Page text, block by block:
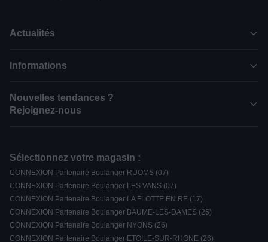
Actualités
Informations
Nouvelles tendances ?
Rejoignez-nous
Sélectionnez votre magasin :
CONNEXION Partenaire Boulanger RUOMS (07)
CONNEXION Partenaire Boulanger LES VANS (07)
CONNEXION Partenaire Boulanger LA FLOTTE EN RE (17)
CONNEXION Partenaire Boulanger BAUME-LES-DAMES (25)
CONNEXION Partenaire Boulanger NYONS (26)
CONNEXION Partenaire Boulanger ETOILE-SUR-RHONE (26)